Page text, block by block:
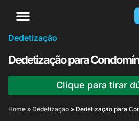
Dedetização
Dedetização para
Clique para tirar
Home » Dedetização » Dedetização para